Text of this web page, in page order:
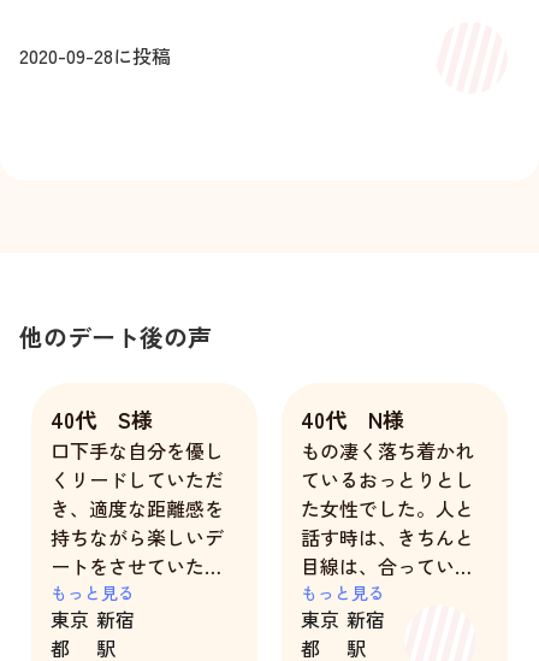
2020-09-28に投稿
他のデート後の声
40代 S様
口下手な自分を優し
くリードしていただ
き、適度な距離感を
持ちながら楽しいデ
ートをさせていただ
きました。ありがと
うございました。
もっと見る
東京
都
新宿
駅
40代 N様
もの凄く落ち着かれ
ているおっとりとし
た女性でした。人と
話す時は、きちんと
目線は、合っていた
し、グラスが空にな
るとさりげなく飲み
物を注いでくれたり
もっと見る
東京
都
新宿
駅